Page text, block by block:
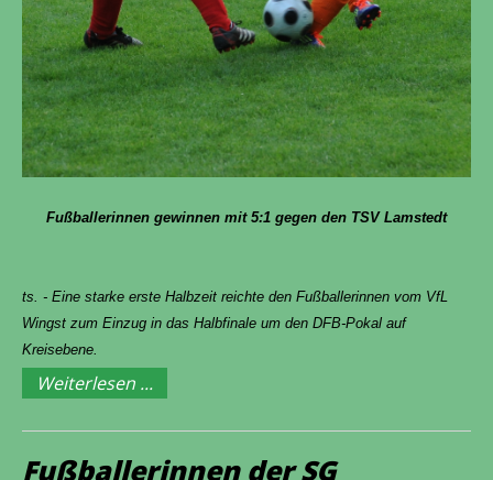
Fußballerinnen gewinnen mit 5:1 gegen den TSV Lamstedt
ts. - Eine starke erste Halbzeit reichte den Fußballerinnen vom VfL
Wingst zum Einzug in das Halbfinale um den DFB-Pokal auf
Kreisebene.
Weiterlesen ...
Fußballerinnen der SG